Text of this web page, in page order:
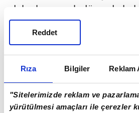
Rıza Bilgiler Reklam
"Sitelerimizde reklam ve
yürütülmesi amaçları ile çerezler
Reddet
daha karmaşık düzeyde
olup, daha çok kekeleyerek,
karşılarındakilerle göz
çalıştığı, iletişim kurmaktan
dolayısıyla tedavilerinin de
sürdüğü belirlenmiştir.
Bazı vakalarda erişkinliğe